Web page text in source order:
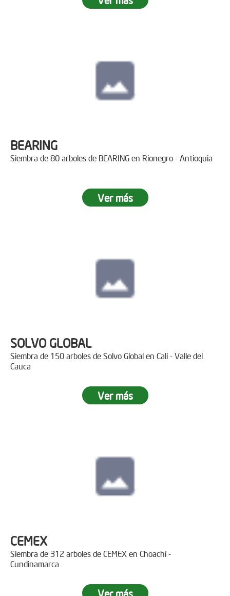
BEARING
Siembra de 80 arboles de BEARING en Rionegro - Antioquia
Ver más
SOLVO GLOBAL
Siembra de 150 arboles de Solvo Global en Cali - Valle del
Cauca
Ver más
CEMEX
Siembra de 312 arboles de CEMEX en Choachí -
Cundinamarca
Ver más